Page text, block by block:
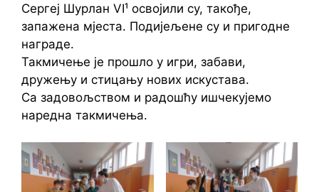
Сергеј Шурлан VI¹ освојили су, такође,
запажена мјеста. Подијељене су и пригодне
награде.
Такмичење је прошло у игри, забави,
дружењу и стицању нових искустава.
Са задовољством и радошћу ишчекујемо
наредна такмичења.